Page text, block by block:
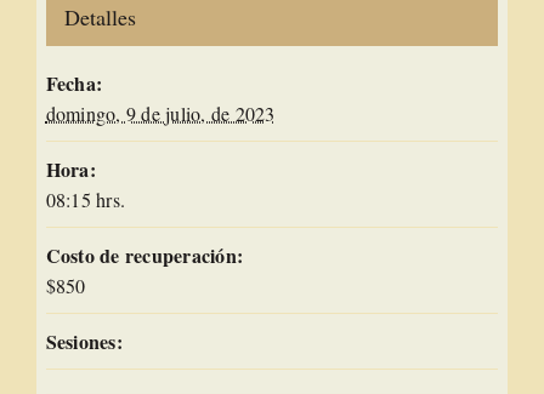
Detalles
Fecha:
domingo, 9 de julio, de 2023
Hora:
08:15 hrs.
Costo de recuperación:
$850
Sesiones: